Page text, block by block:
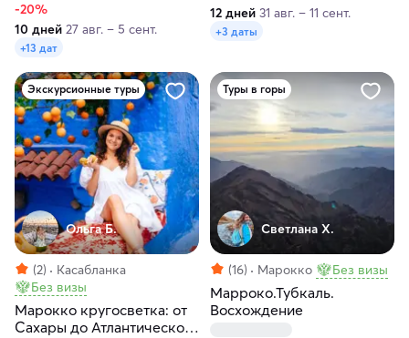
-20%
10 дней 27 авг. – 5 сент.
+13 дат
12 дней 31 авг. – 11 сент.
+3 даты
Экскурсионные туры
Ольга Б.
(2)
Касабланка
Без визы
Марокко кругосветка: от
Сахары до Атлантического
Туры в горы
Светлана Х.
(16) Марокко Без визы
Марроко.Тубкаль.
Восхождение